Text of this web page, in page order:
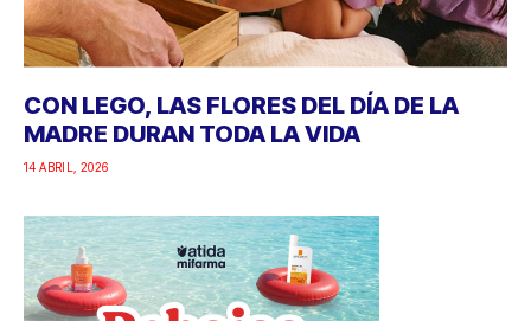
CON LEGO, LAS FLORES DEL DÍA DE LA
MADRE DURAN TODA LA VIDA
14 ABRIL, 2026